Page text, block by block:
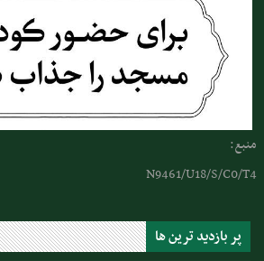
منبع:
N9461/U18/S/C0/T4
پر بازدید ترین ها